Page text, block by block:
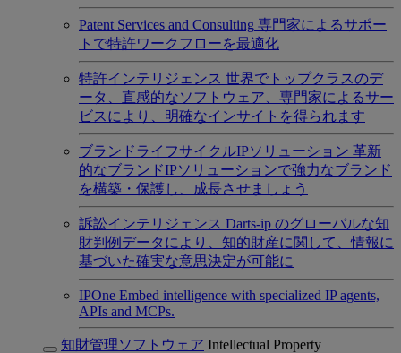
Patent Services and Consulting 専門家によるサポー
トで特許ワークフローを最適化
特許インテリジェンス 世界でトップクラスのデ
ータ、直感的なソフトウェア、専門家によるサー
ビスにより、明確なインサイトを得られます
ブランドライフサイクルIPソリューション 革新
的なブランドIPソリューションで強力なブランド
を構築・保護し、成長させましょう
訴訟インテリジェンス Darts-ip のグローバルな知
財判例データにより、知的財産に関して、情報に
基づいた確実な意思決定が可能に
IPOne Embed intelligence with specialized IP agents,
APIs and MCPs.
知財管理ソフトウェア Intellectual Property